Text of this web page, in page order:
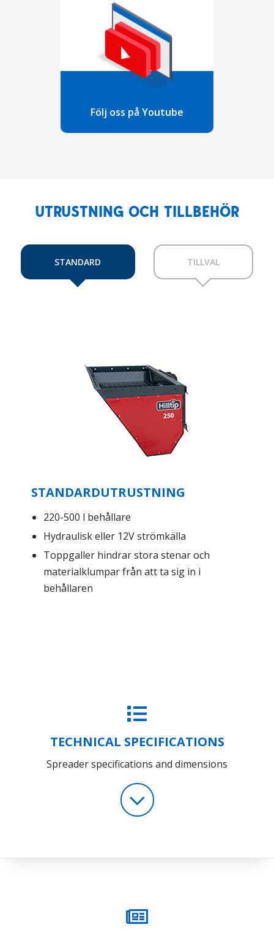
Följ oss på Youtube
UTRUSTNING OCH TILLBEHÖR
STANDARD TILLVAL
STANDARDUTRUSTNING
220-500 l behållare
Hydraulisk eller 12V strömkälla
Toppgaller hindrar stora stenar och
materialklumpar från att ta sig in i
behållaren
TECHNICAL SPECIFICATIONS
Spreader specifications and dimensions